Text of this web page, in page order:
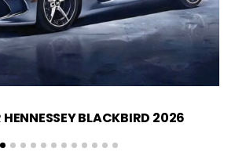
HENNESSEY BLACKBIRD 2026